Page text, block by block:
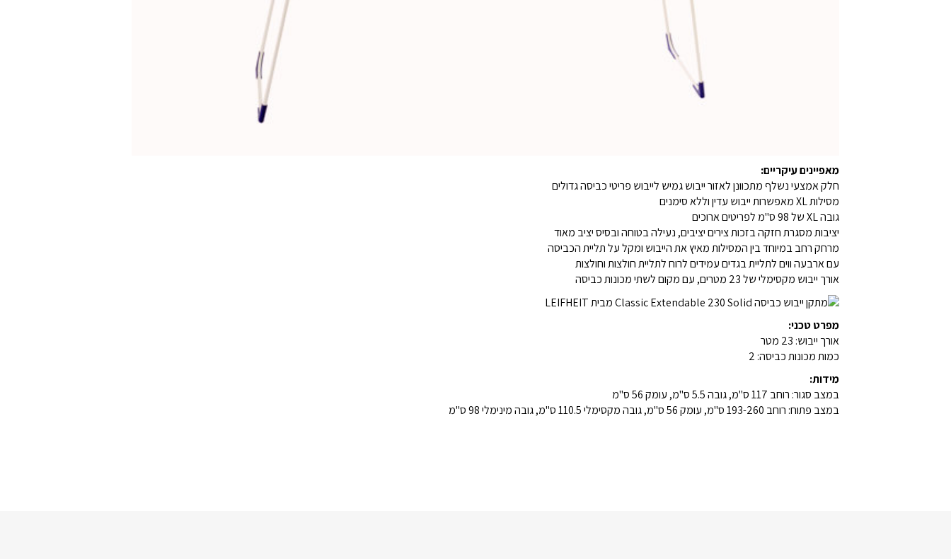
מאפיינים עיקריים:
חלק אמצעי נשלף מתכוונן לאזור ייבוש גמיש לייבוש פריטי כביסה גדולים
מסילות XL מאפשרות ייבוש עדין וללא סימנים
גובה XL של 98 ס"מ לפריטים ארוכים
יציבות מסגרת חזקה בזכות צירים יציבים, נעילה בטוחה ובסיס יציב מאוד
מרחק רחב במיוחד בין המסילות מאיץ את הייבוש ומקל על תליית הכביסה
עם ארבעה ווים לתליית בגדים עמידים לרוח לתליית חולצות וחולצות
אורך ייבוש מקסימלי של 23 מטרים, עם מקום לשתי מכונות כביסה
מפרט טכני:
אורך ייבוש: 23 מטר
כמות מכונות כביסה: 2
מידות:
במצב סגור: רוחב 117 ס"מ, גובה 5.5 ס"מ, עומק 56 ס"מ
במצב פתוח: רוחב 193-260 ס"מ, עומק 56 ס"מ, גובה מקסימלי 110.5 ס"מ, גובה מינימלי 98 ס"מ